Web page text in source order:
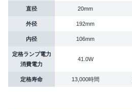
直径 20mm
外径 192mm
内径 106mm
定格ランプ電力
消費電力
41.0W
定格寿命 13,000時間